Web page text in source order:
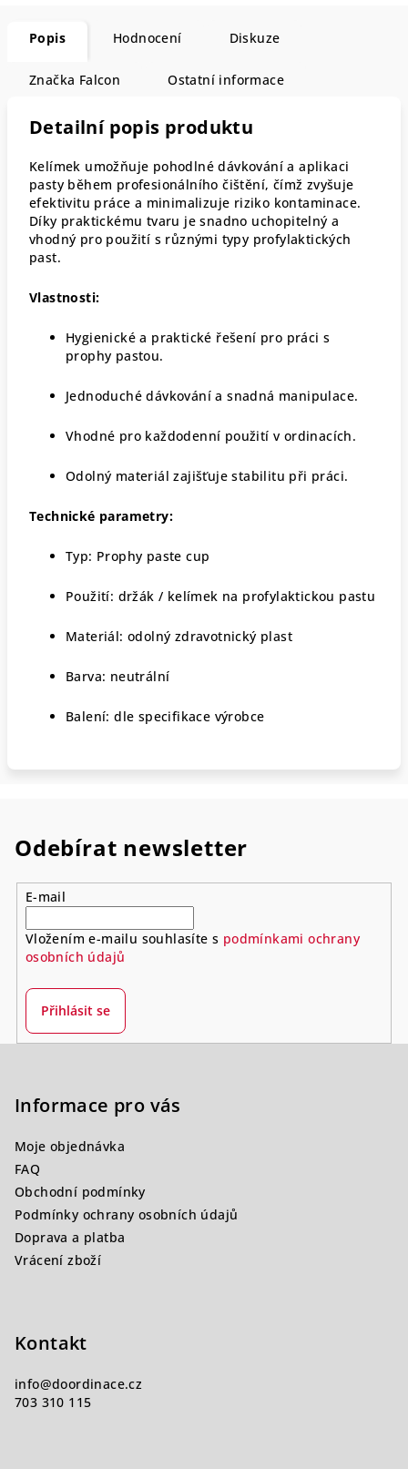
Popis Hodnocení Diskuze
Značka Falcon Ostatní informace
Detailní popis produktu
Kelímek umožňuje pohodlné dávkování a aplikaci
pasty během profesionálního čištění, čímž zvyšuje
efektivitu práce a minimalizuje riziko kontaminace.
Díky praktickému tvaru je snadno uchopitelný a
vhodný pro použití s různými typy profylaktických
past.
Vlastnosti:
Hygienické a praktické řešení pro práci s
prophy pastou.
Jednoduché dávkování a snadná manipulace.
Vhodné pro každodenní použití v ordinacích.
Odolný materiál zajišťuje stabilitu při práci.
Technické parametry:
Typ: Prophy paste cup
Použití: držák / kelímek na profylaktickou pastu
Materiál: odolný zdravotnický plast
Barva: neutrální
Balení: dle specifikace výrobce
Odebírat newsletter
E-mail
Vložením e-mailu souhlasíte s podmínkami ochrany
osobních údajů
Přihlásit se
Informace pro vás
Moje objednávka
FAQ
Obchodní podmínky
Podmínky ochrany osobních údajů
Doprava a platba
Vrácení zboží
Kontakt
info@doordinace.cz
703 310 115